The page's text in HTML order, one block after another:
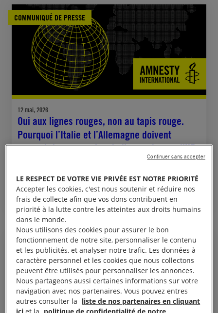
COMMUNIQUÉ DE PRESSE
12 mai, 2026
Oui aux lignes rouges, non au tapis rouge.
Pourquoi l’Italie et l’Allemagne doivent
soutenir la suspension de l’accord entre l’UE
ALLEMAGNE ISRAËL ET TERRITOIRES PALESTINIENS OCCUPÉS
ITALIE
JUSTICE INTERNATIONALE
COMMUNIQUÉ DE PRESSE
LE RESPECT DE VOTRE VIE PRIVÉE EST NOTRE PRIORITÉ
Accepter les cookies, c'est nous soutenir et réduire nos
frais de collecte afin que vos dons contribuent en
priorité à la lutte contre les atteintes aux droits humains
dans le monde.
Nous utilisons des cookies pour assurer le bon
fonctionnement de notre site, personnaliser le contenu
et les publicités, et analyser notre trafic. Les données à
caractère personnel et les cookies que nous collectons
peuvent être utilisés pour personnaliser les annonces.
Nous partageons aussi certaines informations sur votre
navigation avec nos partenaires. Vous pouvez entres
autres consulter la liste de nos partenaires en cliquant
Continuer sans accepter